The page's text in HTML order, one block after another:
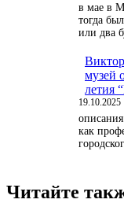
в мае в
тогда
или два
Виктор
музей
летия
19.10.2025
как
Читайте